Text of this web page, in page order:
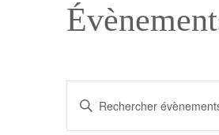
et
Saisir
mot-